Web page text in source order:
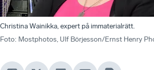
Christina Wainikka, expert på immaterialrätt.
Foto: Mostphotos, Ulf Börjesson/Ernst Henry